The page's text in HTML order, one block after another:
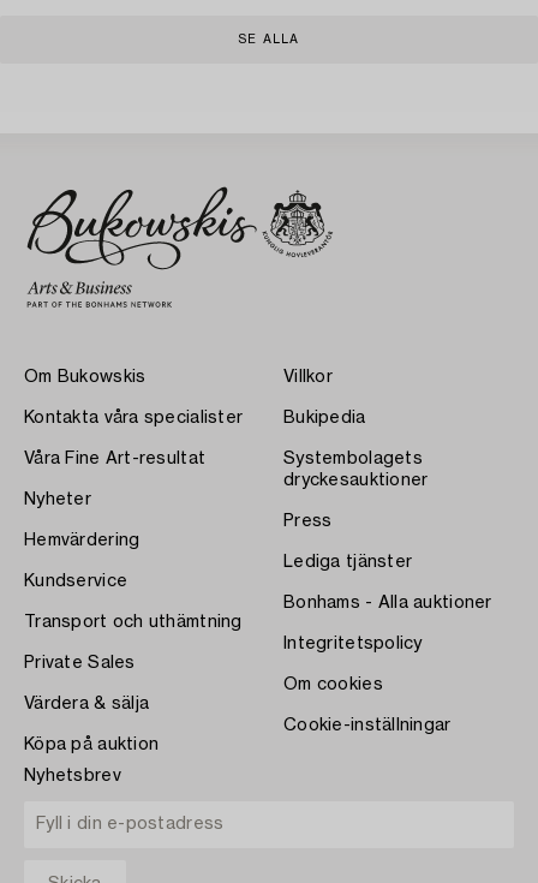
SE ALLA
Om Bukowskis
Kontakta våra specialister
Våra Fine Art-resultat
Nyheter
Hemvärdering
Kundservice
Transport och uthämtning
Private Sales
Värdera & sälja
Köpa på auktion
Villkor
Bukipedia
Systembolagets
dryckesauktioner
Press
Lediga tjänster
Bonhams - Alla auktioner
Integritetspolicy
Om cookies
Cookie-inställningar
Nyhetsbrev